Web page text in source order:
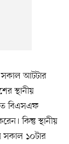
সকাল আটটার
স্থানীয়
বিএসএফ
কিন্তু স্থানীয়
১০টার